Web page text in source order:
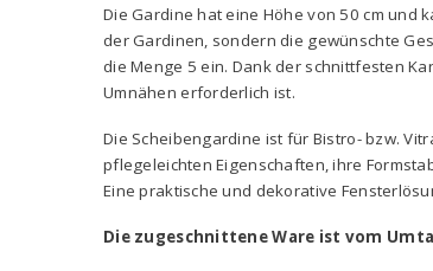
Die Gardine hat eine Höhe von 50 cm und
der Gardinen, sondern die gewünschte
die Menge 5 ein. Dank der schnittfesten
Umnähen erforderlich ist.
Die Scheibengardine ist für Bistro- bzw.
pflegeleichten Eigenschaften, ihre
Eine praktische und dekorative
Die zugeschnittene Ware ist vom